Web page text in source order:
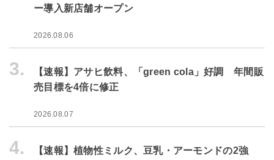
ー導入新店舗オープン
2026.08.06
3.
【速報】アサヒ飲料、「green cola」好調 年間販
売目標を4倍に修正
2026.08.07
4.
【速報】植物性ミルク、豆乳・アーモンドの2強